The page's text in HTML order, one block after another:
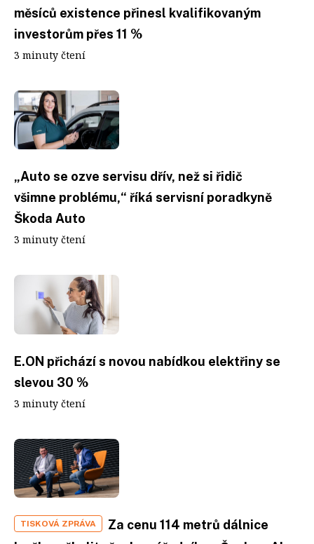
měsíců existence přinesl kvalifikovaným
investorům přes 11 %
3 minuty čtení
„Auto se ozve servisu dřív, než si řidič
všimne problému,“ říká servisní poradkyně
Škoda Auto
3 minuty čtení
E.ON přichází s novou nabídkou elektřiny se
slevou 30 %
3 minuty čtení
TISKOVÁ ZPRÁVA
Za cenu 114 metrů dálnice